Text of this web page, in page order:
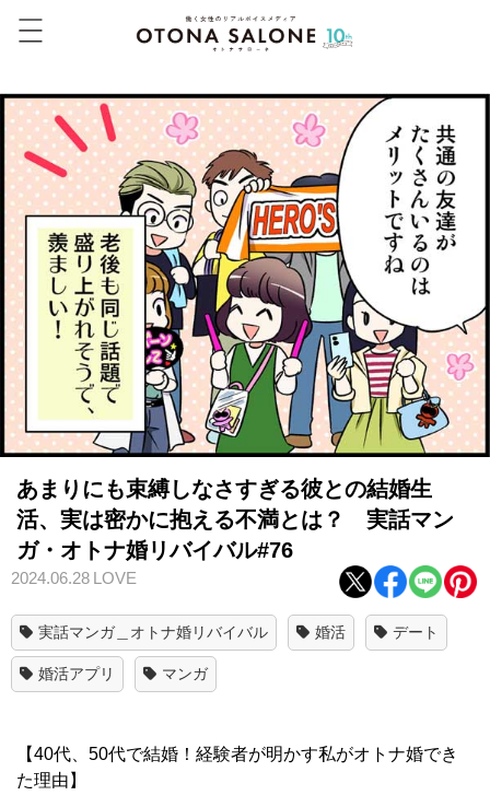
あまりにも束縛しなさすぎる彼との結婚生
活、実は密かに抱える不満とは？ 実話マン
ガ・オトナ婚リバイバル#76
2024.06.28 LOVE
実話マンガ＿オトナ婚リバイバル 婚活 デート
婚活アプリ マンガ
【40代、50代で結婚！経験者が明かす私がオトナ婚でき
た理由】